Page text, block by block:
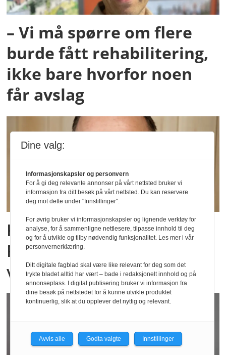
– Vi må spørre om flere
burde fått rehabilitering,
ikke bare hvorfor noen
får avslag
Kroppen sviktet.
Rehabiliteringen ga meg
veien videre
Dine valg:
Informasjonskapsler og personvern
For å gi deg relevante annonser på vårt nettsted bruker vi
informasjon fra ditt besøk på vårt nettsted. Du kan reservere
deg mot dette under "Innstillinger".
For øvrig bruker vi informasjonskapsler og lignende verktøy for
analyse, for å sammenligne nettlesere, tilpasse innhold til deg
og for å utvikle og tilby nødvendig funksjonalitet. Les mer i vår
personvernerklæring.
Ditt digitale fagblad skal være like relevant for deg som det
trykte bladet alltid har vært – bade i redaksjonelt innhold og på
annonseplass. I digital publisering bruker vi informasjon fra
dine besøk på nettstedet for å kunne utvikle produktet
kontinuerlig, slik at du opplever det nyttig og relevant.
Avvis alle Godta valgte Innstillinger